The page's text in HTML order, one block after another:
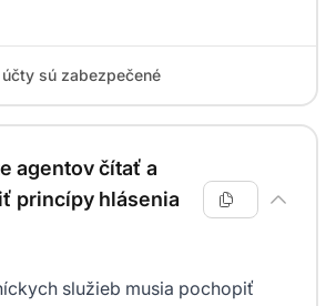
sú zabezpečené
agentov čítať a
princípy hlásenia
služieb musia pochopiť